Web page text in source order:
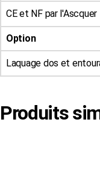
CE et NF par l'Ascquer
Option
Laquage dos et
Produits